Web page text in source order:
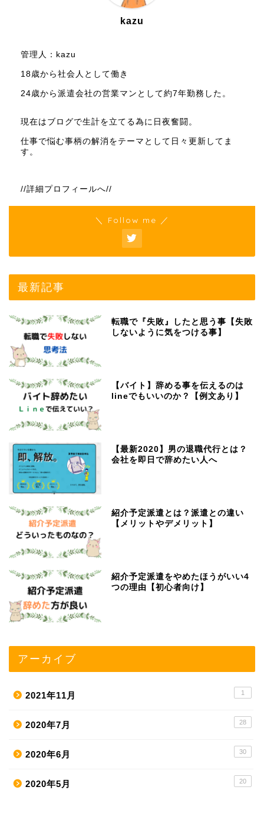
kazu
管理人：kazu
18歳から社会人として働き
24歳から派遣会社の営業マンとして約7年勤務した。
現在はブログで生計を立てる為に日夜奮闘。
仕事で悩む事柄の解消をテーマとして日々更新してま
す。
//詳細プロフィールへ//
＼ Follow me ／
最新記事
転職で『失敗』したと思う事【失敗
しないように気をつける事】
【バイト】辞める事を伝えるのは
lineでもいいのか？【例文あり】
【最新2020】男の退職代行とは？
会社を即日で辞めたい人へ
紹介予定派遣とは？派遣との違い
【メリットやデメリット】
紹介予定派遣をやめたほうがいい4
つの理由【初心者向け】
アーカイブ
2021年11月 1
2020年7月 28
2020年6月 30
2020年5月 20